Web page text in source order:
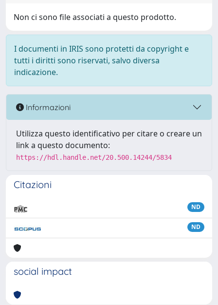
Non ci sono file associati a questo prodotto.
I documenti in IRIS sono protetti da copyright e
tutti i diritti sono riservati, salvo diversa
indicazione.
Informazioni
Utilizza questo identificativo per citare o creare un
link a questo documento:
https://hdl.handle.net/20.500.14244/5834
Citazioni
ND
ND
social impact